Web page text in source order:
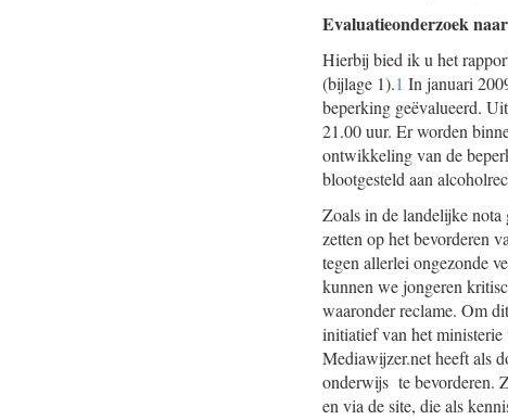
Evaluatieonderzoek
Hierbij bied ik u het
(bijlage 1).1 In januari
beperking geëvalueerd.
21.00 uur. Er worden
ontwikkeling van de
blootgesteld aan
Zoals in de landelijke
zetten op het bevorderen
tegen allerlei ongezonde
kunnen we jongeren
waaronder reclame. Om
initiatief van het ministerie
Mediawijzer.net heeft als
onderwijs te bevorderen.
en via de site, die als